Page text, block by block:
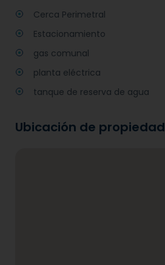
Cerca Perimetral
Estacionamiento
gas comunal
planta eléctrica
tanque de reserva de agua
Ubicación de propiedad